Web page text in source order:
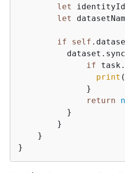
let
let
if self
if
print (
              }
return
          }
        }
    }
}